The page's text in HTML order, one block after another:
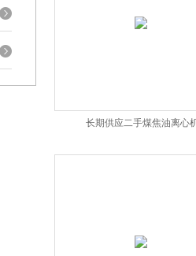
长期供应二手煤焦油离心